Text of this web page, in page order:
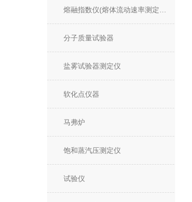
分子质量试验器
盐雾试验器测定仪
软化点仪器
马弗炉
饱和蒸汽压测定仪
试验仪